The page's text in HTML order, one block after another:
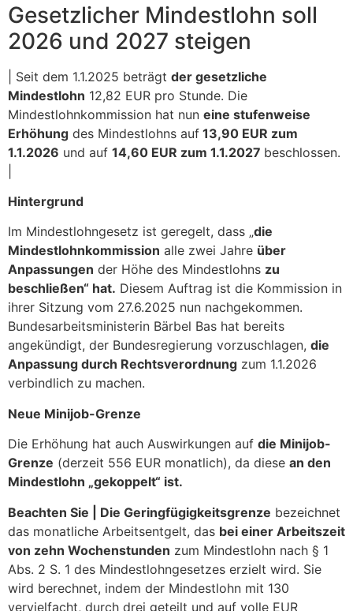
Gesetzlicher Mindestlohn soll
2026 und 2027 steigen
| Seit dem 1.1.2025 beträgt der gesetzliche
Mindestlohn 12,82 EUR pro Stunde. Die
Mindestlohnkommission hat nun eine stufenweise
Erhöhung des Mindestlohns auf 13,90 EUR zum
1.1.2026 und auf 14,60 EUR zum 1.1.2027 beschlossen.
Hintergrund
Im Mindestlohngesetz ist geregelt, dass „die
Mindestlohnkommission alle zwei Jahre über
Anpassungen der Höhe des Mindestlohns zu
beschließen“ hat. Diesem Auftrag ist die Kommission in
ihrer Sitzung vom 27.6.2025 nun nachgekommen.
Bundesarbeitsministerin Bärbel Bas hat bereits
angekündigt, der Bundesregierung vorzuschlagen, die
Anpassung durch Rechtsverordnung zum 1.1.2026
verbindlich zu machen.
Neue Minijob-Grenze
Die Erhöhung hat auch Auswirkungen auf die Minijob-
Grenze (derzeit 556 EUR monatlich), da diese an den
Mindestlohn „gekoppelt“ ist.
Beachten Sie | Die Geringfügigkeitsgrenze bezeichnet
das monatliche Arbeitsentgelt, das bei einer Arbeitszeit
von zehn Wochenstunden zum Mindestlohn nach § 1
Abs. 2 S. 1 des Mindestlohngesetzes erzielt wird. Sie
wird berechnet, indem der Mindestlohn mit 130
vervielfacht, durch drei geteilt und auf volle EUR